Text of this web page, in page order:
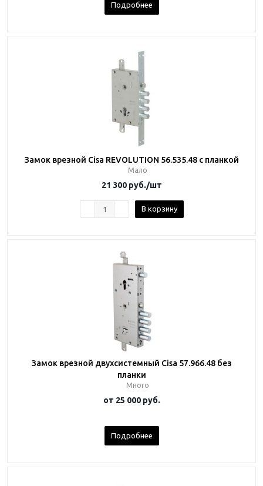
Подробнее
Замок врезной Cisa REVOLUTION 56.535.48 с планкой
Мало
21 300 руб./шт
В корзину
Замок врезной двухсистемный Cisa 57.966.48 без
планки
Много
от 25 000 руб.
Подробнее